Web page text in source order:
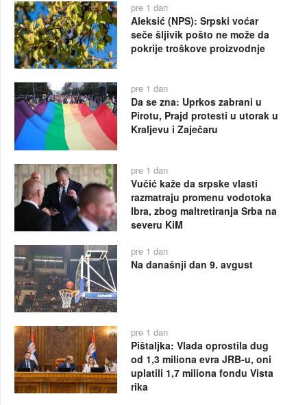
pre 1 dan
Aleksić (NPS): Srpski voćar
seče šljivik pošto ne može da
pokrije troškove proizvodnje
pre 1 dan
Da se zna: Uprkos zabrani u
Pirotu, Prajd protesti u utorak u
Kraljevu i Zaječaru
pre 1 dan
Vučić kaže da srpske vlasti
razmatraju promenu vodotoka
Ibra, zbog maltretiranja Srba na
severu KiM
pre 1 dan
Na današnji dan 9. avgust
pre 1 dan
Pištaljka: Vlada oprostila dug
od 1,3 miliona evra JRB-u, oni
uplatili 1,7 miliona fondu Vista
rika